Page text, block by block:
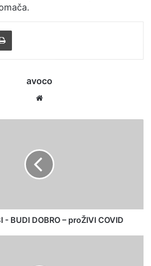
pošte Ispis
avoco
- BUDI DOBRO – proŽIVI COVID